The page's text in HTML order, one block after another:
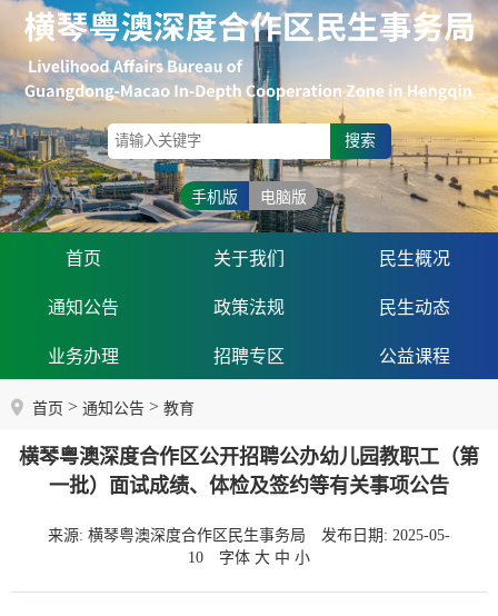
搜索
手机版 电脑版
首页 关于我们 民生概况
通知公告 政策法规 民生动态
业务办理 招聘专区 公益课程
首页 > 通知公告 > 教育
横琴粤澳深度合作区公开招聘公办幼儿园教职工（第
一批）面试成绩、体检及签约等有关事项公告
来源: 横琴粤澳深度合作区民生事务局
发布日期: 2025-05-
10
字体 大 中 小